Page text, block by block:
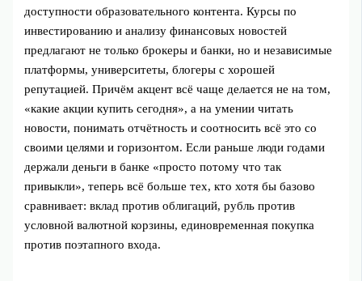
доступности образовательного контента. Курсы по
инвестированию и анализу финансовых новостей
предлагают не только брокеры и банки, но и независимые
платформы, университеты, блогеры с хорошей
репутацией. Причём акцент всё чаще делается не на том,
«какие акции купить сегодня», а на умении читать
новости, понимать отчётность и соотносить всё это со
своими целями и горизонтом. Если раньше люди годами
держали деньги в банке «просто потому что так
привыкли», теперь всё больше тех, кто хотя бы базово
сравнивает: вклад против облигаций, рубль против
условной валютной корзины, единовременная покупка
против поэтапного входа.